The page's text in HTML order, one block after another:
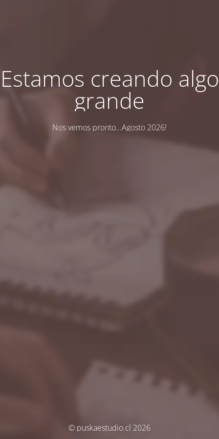
Estamos creando algo
grande
Nos vemos pronto...Agosto 2026!
© puskaestudio.cl 2026